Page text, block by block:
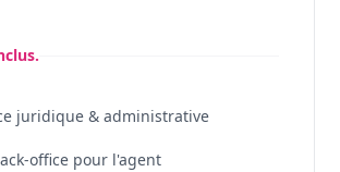
juridique & administrative
office pour l'agent